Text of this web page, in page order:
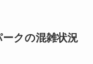
クの混雑状況